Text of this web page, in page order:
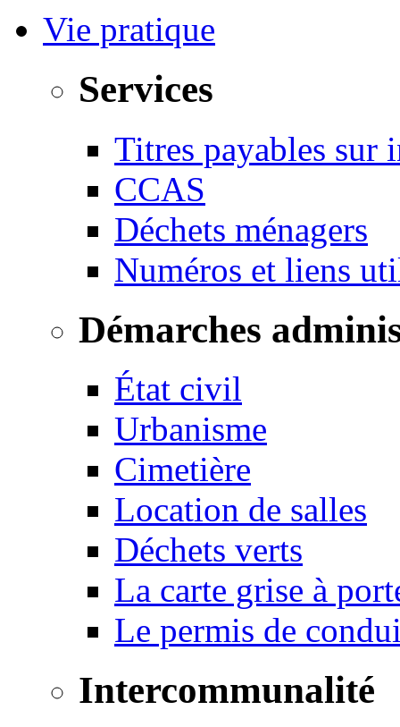
Vie pratique
Services
Titres payables sur
CCAS
Déchets ménagers
Numéros et liens
Démarches
État civil
Urbanisme
Cimetière
Location de salles
Déchets verts
La carte grise à
Le permis de
Intercommunalité